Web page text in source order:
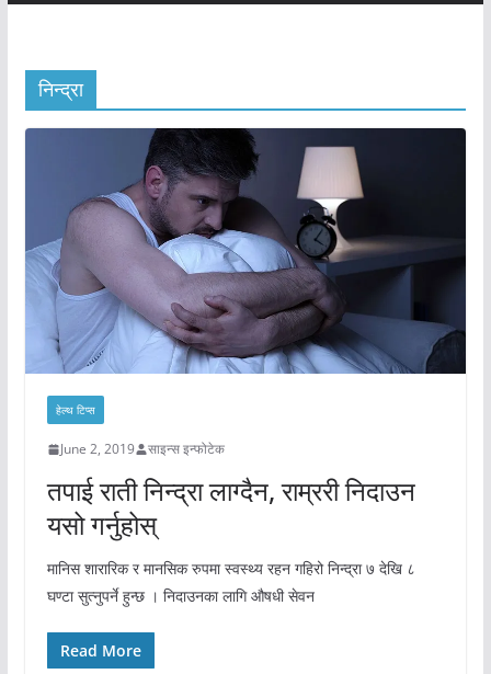
निन्द्रा
हेल्थ टिप्स
June 2, 2019 साइन्स इन्फोटेक
तपाई राती निन्द्रा लाग्दैन, राम्ररी निदाउन
यसो गर्नुहोस्
मानिस शारारिक र मानसिक रुपमा स्वस्थ्य रहन गहिरो निन्द्रा ७ देखि ८
घण्टा सुत्नुपर्ने हुन्छ । निदाउनका लागि औषधी सेवन
Read More